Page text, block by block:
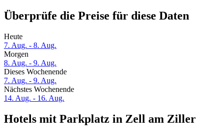
Überprüfe die Preise für diese Daten
Heute
7. Aug. - 8. Aug.
Morgen
8. Aug. - 9. Aug.
Dieses Wochenende
7. Aug. - 9. Aug.
Nächstes Wochenende
14. Aug. - 16. Aug.
Hotels mit Parkplatz in Zell am Ziller